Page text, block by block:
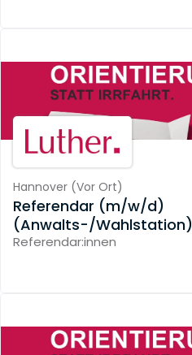
Hannover (Vor Ort)
Referendar (m/w/d)
(Anwalts-/Wahlstation)
Referendar:innen